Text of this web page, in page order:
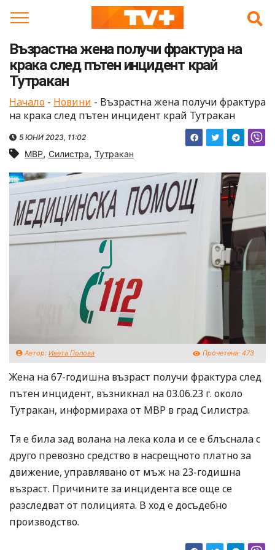
Възрастна жена получи фрактура на
крака след пътен инцидент край
Тутракан
Начало - Новини - Възрастна жена получи фрактура
на крака след пътен инцидент край Тутракан
5 ЮНИ 2023, 11:02
МВР, Силистра, Тутракан
Автор: Ивета Попова Прочетена: 473
Жена на 67-годишна възраст получи фрактура след
пътен инцидент, възникнал на 03.06.23 г. около
Тутракан, информираха от МВР в град Силистра.
Тя е била зад волана на лека кола и се е блъснала с
друго превозно средство в насрещното платно за
движение, управлявано от мъж на 23-годишна
възраст. Причините за инцидента все още се
разследват от полицията. В ход е досъдебно
производство.